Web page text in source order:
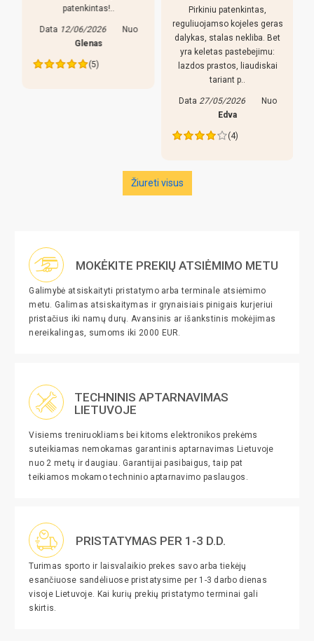
patenkintas!..
Data 12/06/2026
Nuo
Glenas
(5)
Pirkiniu patenkintas,
reguliuojamso kojeles geras
dalykas, stalas nekliba. Bet
yra keletas pastebejimu:
lazdos prastos, liaudiskai
tariant p..
Data 27/05/2026
Nuo
Edva
(4)
Žiureti visus
MOKĖKITE PREKIŲ ATSIĖMIMO METU
Galimybė atsiskaityti pristatymo arba terminale atsiėmimo
metu. Galimas atsiskaitymas ir grynaisiais pinigais kurjeriui
pristačius iki namų durų. Avansinis ar išankstinis mokėjimas
nereikalingas, sumoms iki 2000 EUR.
TECHNINIS APTARNAVIMAS
LIETUVOJE
Visiems treniruokliams bei kitoms elektronikos prekėms
suteikiamas nemokamas garantinis aptarnavimas Lietuvoje
nuo 2 metų ir daugiau. Garantijai pasibaigus, taip pat
teikiamos mokamo techninio aptarnavimo paslaugos.
PRISTATYMAS PER 1-3 D.D.
Turimas sporto ir laisvalaikio prekes savo arba tiekėjų
esančiuose sandėliuose pristatysime per 1-3 darbo dienas
visoje Lietuvoje. Kai kurių prekių pristatymo terminai gali
skirtis.